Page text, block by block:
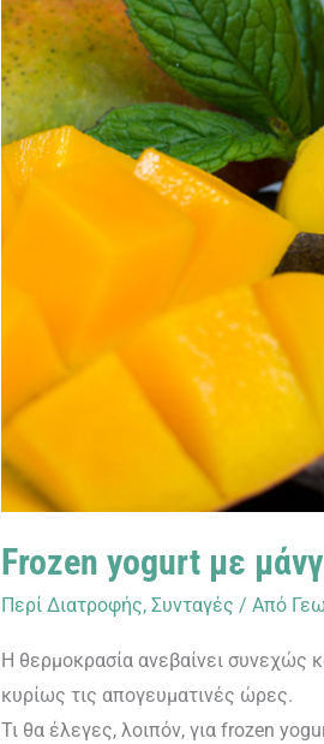
Frozen yogurt με
Περί Διατροφής, Συνταγές / Από
Η θερμοκρασία ανεβαίνει συνεχώς
κυρίως τις απογευματινές ώρες.
Τι θα έλεγες, λοιπόν, για frozen